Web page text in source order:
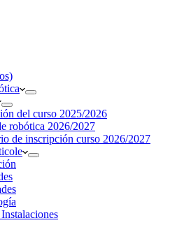
del curso 2025/2026
robótica 2026/2027
de inscripción curso 2026/2027